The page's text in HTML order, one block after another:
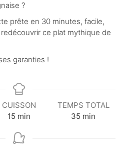
?
prête en 30 minutes, facile,
ce plat mythique de
garanties !
CUISSON
15 m
n
min
TEMPS TOTAL
35 m
n
min